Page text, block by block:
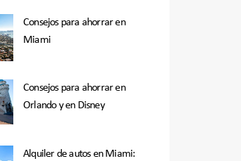
Consejos para ahorrar en
Miami
Consejos para ahorrar en
Orlando y en Disney
Alquiler de autos en Miami: